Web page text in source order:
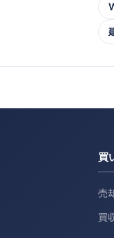
買
売
買